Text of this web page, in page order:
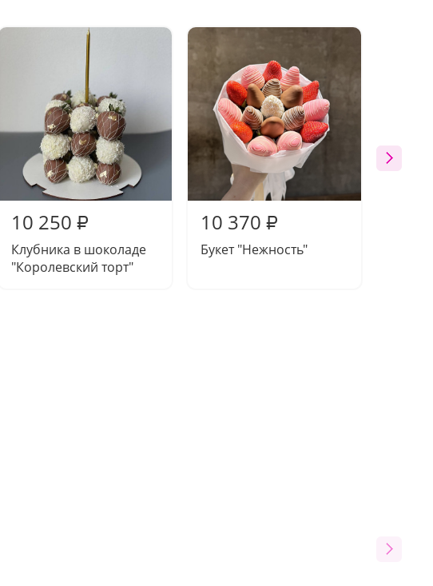
10 250 ₽
Клубника в шоколаде
"Королевский торт"
10 370 ₽
Букет "Нежность"